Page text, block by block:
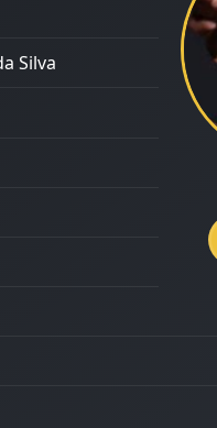
Silva